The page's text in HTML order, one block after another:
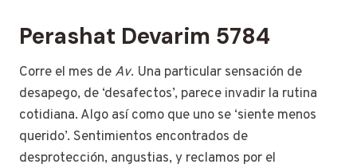
Perashat Devarim 5784
Corre el mes de Av. Una particular sensación de
desapego, de ‘desafectos’, parece invadir la rutina
cotidiana. Algo así como que uno se ‘siente menos
querido’. Sentimientos encontrados de
desprotección, angustias, y reclamos por el